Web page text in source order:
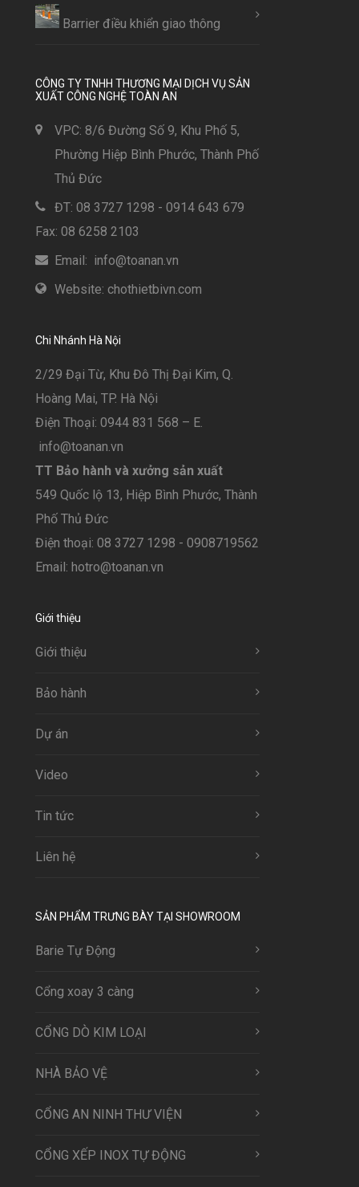
Barrier điều khiển giao thông
CÔNG TY TNHH THƯƠNG MẠI DỊCH VỤ SẢN
XUẤT CÔNG NGHỆ TOÀN AN
VPC: 8/6 Đường Số 9, Khu Phố 5,
Phường Hiệp Bình Phước, Thành Phố
Thủ Đức
ĐT: 08 3727 1298 - 0914 643 679
Fax: 08 6258 2103
Email: info@toanan.vn
Website: chothietbivn.com
Chi Nhánh Hà Nội
2/29 Đại Từ, Khu Đô Thị Đại Kim, Q.
Hoàng Mai, TP. Hà Nội
Điện Thoại: 0944 831 568 – E.
info@toanan.vn
TT Bảo hành và xưởng sản xuất
549 Quốc lộ 13, Hiệp Bình Phước, Thành
Phố Thủ Đức
Điện thoại: 08 3727 1298 - 0908719562
Email: hotro@toanan.vn
Giới thiệu
Giới thiệu
Bảo hành
Dự án
Video
Tin tức
Liên hệ
SẢN PHẨM TRƯNG BÀY TẠI SHOWROOM
Barie Tự Động
Cổng xoay 3 càng
CỔNG DÒ KIM LOẠI
NHÀ BẢO VỆ
CỔNG AN NINH THƯ VIỆN
CỔNG XẾP INOX TỰ ĐỘNG